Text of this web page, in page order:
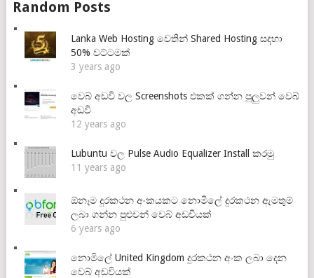
Random Posts
Lanka Web Hosting වෙතින් Shared Hosting සදහා
50% වට්ටමක්
3 years ago
වෙබ් අඩවි වල Screenshots එකක් ගන්න පුලුවන් වෙබ්
අඩවි
12 years ago
Lubuntu වල Pulse Audio Equalizer Install කරමු
11 years ago
ඕනෑම දුරකථන අංකයකට නොමිලේ දුරකථන ඇමතුම්
ලබා ගන්න පුළුවන් වෙබ් අඩවියක්
6 years ago
නොමිලේ United Kingdom දුරකථන අංක ලබා දෙන
වෙබ් අඩවියක්